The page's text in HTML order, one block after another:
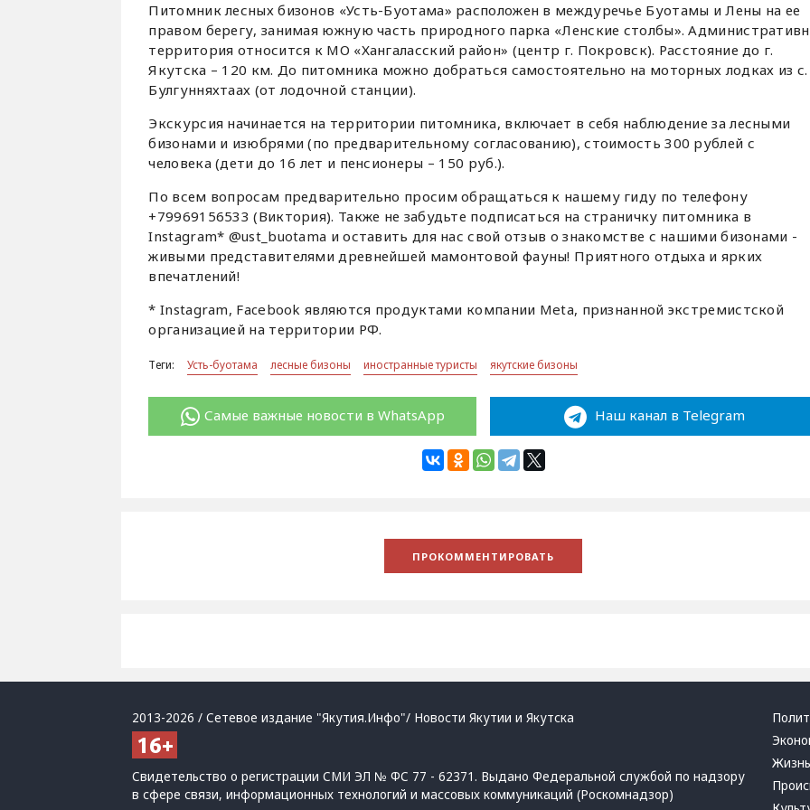
Питомник лесных бизонов «Усть-Буотама» расположен в междуречье Буотамы и Лены на ее
правом берегу, занимая южную часть природного парка «Ленские столбы».
территория относится к МО «Хангаласский район» (центр г. Покровск). Расстояние до г.
Якутска – 120 км. До питомника можно добраться самостоятельно на моторных лодках из с.
Булгунняхтаах (от лодочной станции).
Экскурсия начинается на территории питомника, включает в себя наблюдение за лесными
бизонами и изюбрями (по предварительному согласованию), стоимость 300 рублей с
человека (дети до 16 лет и пенсионеры – 150 руб.).
По всем вопросам предварительно просим обращаться к нашему гиду по телефону
+79969156533 (Виктория). Также не забудьте подписаться на страничку питомника в
Instagram* @ust_buotama и оставить для нас свой отзыв о знакомстве с нашими бизонами -
живыми представителями древнейшей мамонтовой фауны! Приятного отдыха и ярких
впечатлений!
* Instagram, Facebook являются продуктами компании Meta, признанной экстремистской
организацией на территории РФ.
Теги: Усть-буотама лесные бизоны иностранные туристы якутские бизоны
Самые важные новости в WhatsApp Наш канал в Telegram
2013-2026 / Сетевое издание "Якутия.Инфо"/ Новости Якутии и Якутска
Свидетельство о регистрации СМИ ЭЛ № ФС 77 - 62371. Выдано Федеральной службой по надзору
в сфере связи, информационных технологий и массовых коммуникаций (Роскомнадзор)